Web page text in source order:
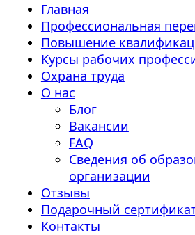
Главная
Профессиональная
Повышение
Курсы рабочих
Охрана труда
О нас
Блог
Вакансии
FAQ
Сведения об
организации
Отзывы
Подарочный
Контакты